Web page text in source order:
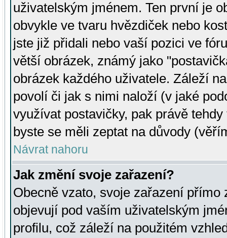
uživatelským jménem. Ten první je
obvykle ve tvaru hvězdiček nebo
jste již přidali nebo vaší pozici ve
větší obrázek, známý jako
obrázek každého uživatele. Záleží
povolí či jak s nimi naloží (v jaké
využívat postavičky, pak právě
byste se měli zeptat na důvody
Návrat nahoru
Jak změní svoje zařazení?
Obecně vzato, svoje zařazení přímo
objevují pod vaším uživatelským
profilu, což záleží na použitém